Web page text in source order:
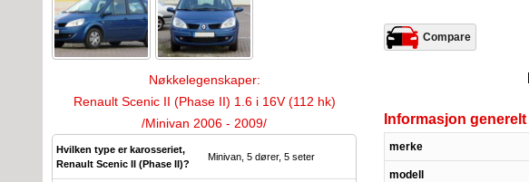
Nøkkelegenskaper:
Renault Scenic II (Phase II) 1.6 i 16V (112 hk)
/Minivan 2006 - 2009/
Hvilken type er karosseriet,
Renault Scenic II (Phase II)?
Minivan, 5 dører, 5 seter
Compare
Informasjon generelt
merke
modell